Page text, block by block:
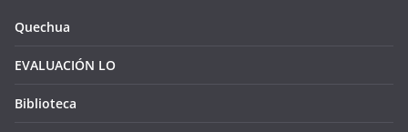
Quechua
EVALUACIÓN LO
Biblioteca